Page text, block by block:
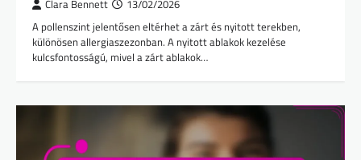
Clara Bennett 13/02/2026
A pollenszint jelentősen eltérhet a zárt és nyitott terekben,
különösen allergiaszezonban. A nyitott ablakok kezelése
kulcsfontosságú, mivel a zárt ablakok…